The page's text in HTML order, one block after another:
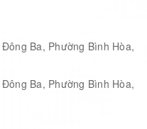
không cần hàn.
Ba, Phường Bình Hòa,
Ba, Phường Bình Hòa,